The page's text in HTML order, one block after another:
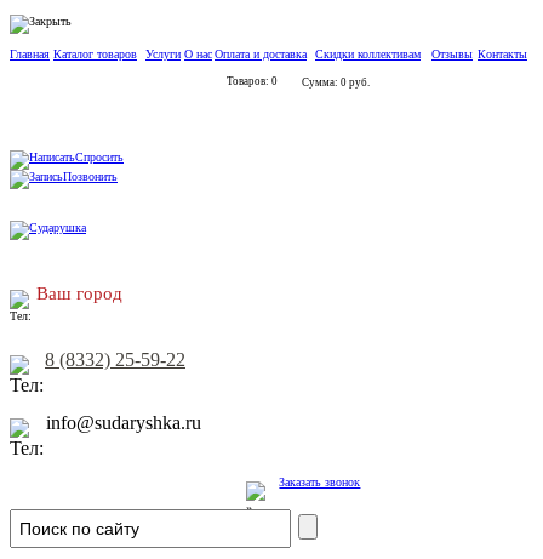
Главная Каталог товаров Услуги О насОплата и доставка Скидки коллективам Отзывы Контакты
Товаров: 0 Сумма: 0 руб.
Спросить
Позвонить
Ваш город
8 (8332) 25-59-22
info@sudaryshka.ru
Заказать звонок